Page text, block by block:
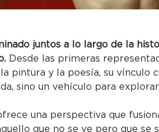
juntos a lo largo de la
Desde las primeras
pintura y la poesía, su vínculo
sino un vehículo para
una perspectiva que
que no se ve pero que se